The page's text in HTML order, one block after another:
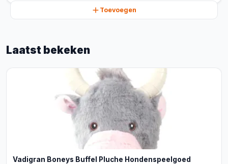
Toevoegen
Laatst bekeken
Vadigran Boneys Buffel Pluche Hondenspeelgoed